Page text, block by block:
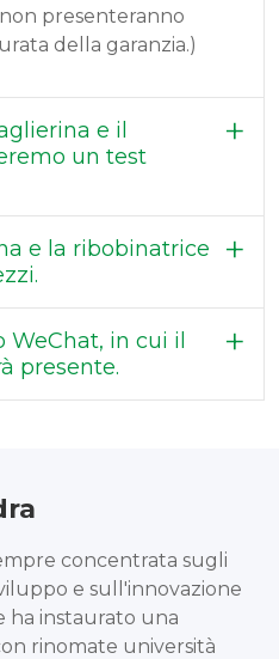
presenteranno
della garanzia.)
e il
un test
e la ribobinatrice
in cui il
presente.
concentrata sugli
e sull'innovazione
ha instaurato una
rinomate università